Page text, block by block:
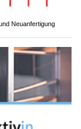
Neuanfertigung